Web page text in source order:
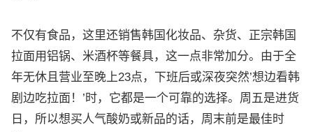
不仅有食品，这里还销售韩国化妆品、杂货、正宗韩国
拉面用铝锅、米酒杯等餐具，这一点非常加分。由于全
年无休且营业至晚上23点，下班后或深夜突然’想边看韩
剧边吃拉面！’时，它都是一个可靠的选择。周五是进货
日，所以想买人气酸奶或新品的话，周末前是最佳时